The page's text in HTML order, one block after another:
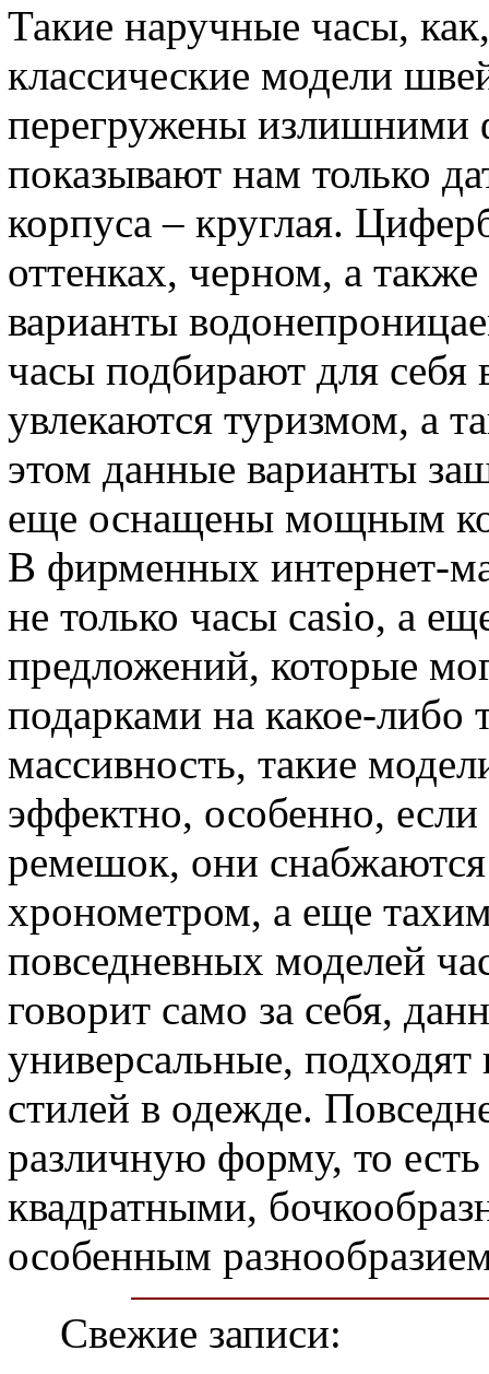
Такие наручные часы,
классические модели
перегружены излишними
показывают нам только
корпуса – круглая.
оттенках, черном, а
варианты
часы подбирают для
увлекаются туризмом, а
этом данные варианты
еще оснащены мощным
В фирменных интернет-
не только часы casio, а
предложений, которые
подарками на какое-либо
массивность, такие
эффектно, особенно,
ремешок, они
хронометром, а еще
повседневных моделей
говорит само за себя,
универсальные,
стилей в одежде.
различную форму, то
квадратными,
особенным
Свежие записи: